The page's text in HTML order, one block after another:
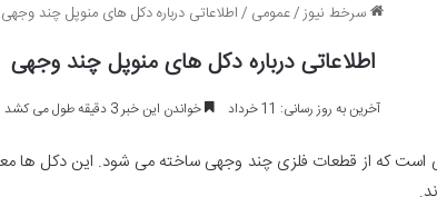
سرخط نیوز/عمومی /اطلاعاتی درباره دکل های منوپل چند وجهی
اطلاعاتی درباره دکل های منوپل چند وجهی
آخرین به روز رسانی: 11 خرداد خواندن این خبر 3 دقیقه طول می کشد